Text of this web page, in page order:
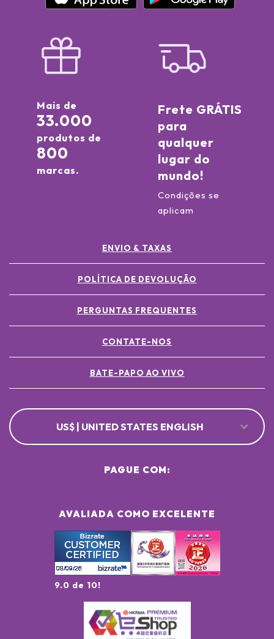
Mais de
33.000
produtos de
800
marcas.
Frete GRÁTIS
para
qualquer
lugar do
mundo!
Condições se
aplicam
ENVIO & TAXAS
POLÍTICA DE DEVOLUÇÃO
PERGUNTAS FREQUENTES
CONTATE-NOS
BATE-PAPO AO VIVO
US$ | UNITED STATES ENGLISH
AVALIADA COMO EXCELENTE
9.0 de 10!
PAGUE COM: